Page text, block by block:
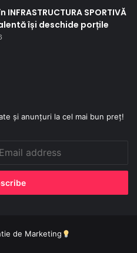
INFRASTRUCTURA SPORTIVĂ
își deschide porțile
și anunțuri la cel mai bun preț!
de Marketing